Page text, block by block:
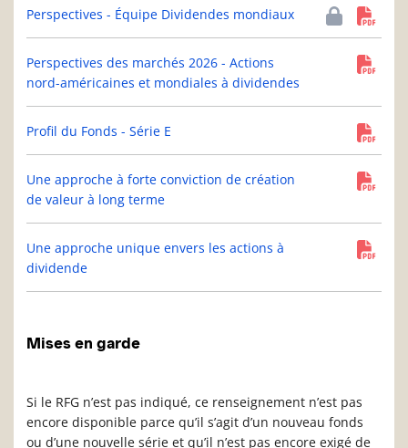
Perspectives - Équipe Dividendes mondiaux
Perspectives des marchés 2026 - Actions
nord-américaines et mondiales à dividendes
Profil du Fonds - Série E
Une approche à forte conviction de création
de valeur à long terme
Une approche unique envers les actions à
dividende
Mises en garde
Si le RFG n’est pas indiqué, ce renseignement n’est pas
encore disponible parce qu’il s’agit d’un nouveau fonds
ou d’une nouvelle série et qu’il n’est pas encore exigé de